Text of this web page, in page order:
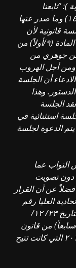
): “تابعنا
ملابسات انعقاد جلسة مجلس النواب رقم (١٤) وما صدر عنها
قانونية لأن
جدول الأعمال لم يكن محلاً لموافقتنا، وفق المادة (٩/أولاً) من
جوهري من
أجل الهروب
أن الجلسة
إلى المادة (٥٨) من الدستور. وهذا
الجلسة
استثنائية في
الدعوة لجلسة
عما
(قرار مجلس النواب في الجلسة ١٤) دون تصويت
من الدستور، فضلاً عن أن القرار
العليا رقم
(١٤٠ وموحداتها ١٤١/اتحادية/إعلام/٢٠١٨) بتاريخ ٢٣/ ١٢/
الذي قضى بعدم دستورية المادة (١٧/سابعاً) من قانون
مجلس النواب وتشكيلاته رقم (١٣) لسنة ٢٠١٨ التي كانت تتيح